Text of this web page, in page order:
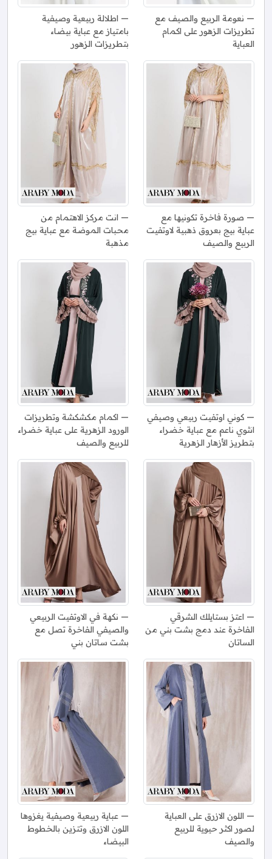
نعومة الربيع والصيف مع
تطريزات الزهور على اكمام
العباية
اطلالة ربيعية وصيفية
بامتياز مع عباية بيضاء
بتطريزات الزهور
صورة فاخرة تكونيها مع
عباية بيج بعروق ذهبية لاوتفيت
الربيع والصيف
انت مركز الاهتمام من
محبات الموضة مع عباية بيج
مذهبة
كوني اوتفيت ربيعي وصيفي
انثوي ناعم مع عباية خضراء
بتطريز الأزهار الزهرية
اكمام مكشكشة وتطريزات
الورود الزهرية على عباية خضراء
للربيع والصيف
اعتز بستايلك الشرقي
الفاخرة عند دمج بشت بني من
الساتان
نكهة في الاوتفيت الربيعي
والصيفي الفاخرة تصل مع
بشت ساتان بني
اللون الازرق على العباية
لصور اكثر حيوية للربيع
والصيف
عباية ربيعية وصيفية يغزوها
اللون الازرق وتتزين بالخطوط
البيضاء